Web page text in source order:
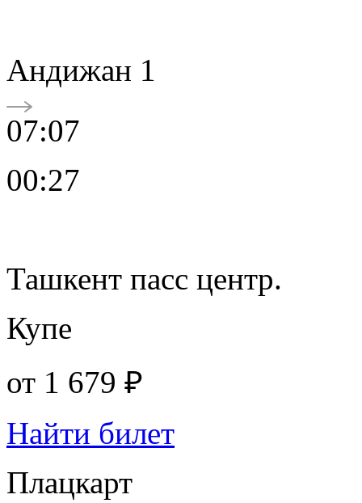
Андижан 1
07:07
00:27
Ташкент пасс центр.
Купе
от 1 679 ₽
Найти билет
Плацкарт